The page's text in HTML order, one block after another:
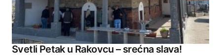
Svetli Petak u Rakovcu – srećna slava!